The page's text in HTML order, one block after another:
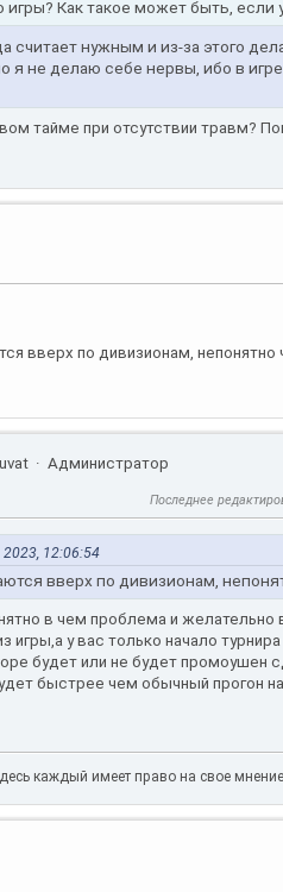
игры? Как такое может быть, если
считает нужным и из-за этого
я не делаю себе нервы, ибо в
тайме при отсутствии травм?
вверх по дивизионам, непонятно
Администратор
Последнее
2023, 12:06:54
вверх по дивизионам,
в чем проблема и желательно
игры,а у вас только начало
будет или не будет промоушен
быстрее чем обычный прогон
каждый имеет право на свое